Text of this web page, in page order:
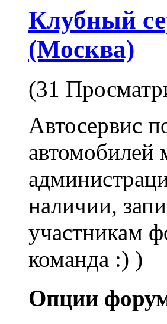
Клубный
(Москва)
(31
Автосервис
наличии,
участникам
команда :) )
Опции